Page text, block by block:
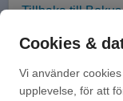
Tillbaka till Bokus
Kontakta oss!
Cookies &
Vi använder
upplevelse, för att